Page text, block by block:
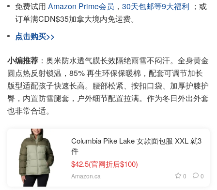
免费试用 Amazon Prime会员 ， 30天包邮等9大福利 ；或
订单满CDN$35加拿大境内免运费。
点击购买>>
小编推荐 ：奥米防水透气膜长效隔绝雨雪不闷汗。全身黄金
圆点热反射锁温，85% 再生环保保暖棉，配套可调节加长
版型适配孩子快速长高。腰部松紧、按扣口袋、加厚护膝护
臀，内置防雪腿套，户外细节配置拉满。作为冬日外出外套
也非常合适。
Columbia Pike Lake 女款面包服 XXL 就3
件
$42.5(官网折后$100)
Amazon.ca 0 0